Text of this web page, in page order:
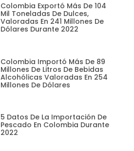
Colombia Exportó Más De 104
Mil Toneladas De Dulces,
Valoradas En 241 Millones De
Dólares Durante 2022
Colombia Importó Más De 89
Millones De Litros De Bebidas
Alcohólicas Valoradas En 254
Millones De Dólares
5 Datos De La Importación De
Pescado En Colombia Durante
2022